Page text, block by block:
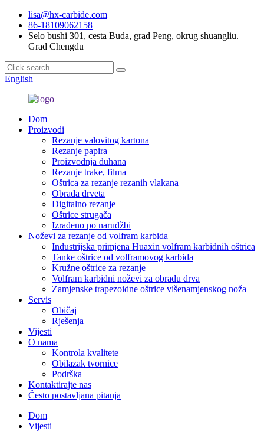
lisa@hx-carbide.com
86-18109062158
Selo bushi 301, cesta Buda, grad Peng, okrug shuangliu.
Grad Chengdu
English
Dom
Proizvodi
Rezanje valovitog kartona
Rezanje papira
Proizvodnja duhana
Rezanje trake, filma
Oštrica za rezanje rezanih vlakana
Obrada drveta
Digitalno rezanje
Oštrice strugača
Izrađeno po narudžbi
Noževi za rezanje od volfram karbida
Industrijska primjena Huaxin volfram karbidnih oštrica
Tanke oštrice od volframovog karbida
Kružne oštrice za rezanje
Volfram karbidni noževi za obradu drva
Zamjenske trapezoidne oštrice višenamjenskog noža
Servis
Običaj
Rješenja
Vijesti
O nama
Kontrola kvalitete
Obilazak tvornice
Podrška
Kontaktirajte nas
Često postavljana pitanja
Dom
Vijesti